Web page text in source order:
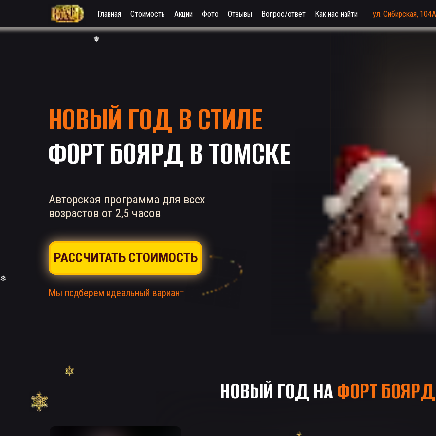
РАССЧИТАТЬ СТОИМОСТЬ
НОВЫЙ ГОД В СТИЛЕ
ФОРТ БОЯРДВ ТОМСКЕ
Авторская программа для всех
возрастов от 2,5 часов
Мы подберем идеальный вариант
НОВЫЙ ГОД НАФОРТ БОЯРД
ул. Сибирская, 104А
Главная Стоимость Акции Фото Отзывы Вопрос/ответ Как нас найти